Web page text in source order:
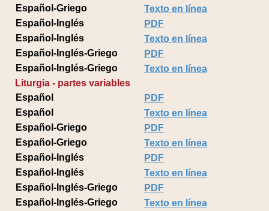
Español-Griego
Texto en línea
Español-Inglés
PDF
Español-Inglés
Texto en línea
Español-Inglés-Griego
PDF
Español-Inglés-Griego
Texto en línea
Liturgia - partes variables
Español
PDF
Español
Texto en línea
Español-Griego
PDF
Español-Griego
Texto en línea
Español-Inglés
PDF
Español-Inglés
Texto en línea
Español-Inglés-Griego
PDF
Español-Inglés-Griego
Texto en línea